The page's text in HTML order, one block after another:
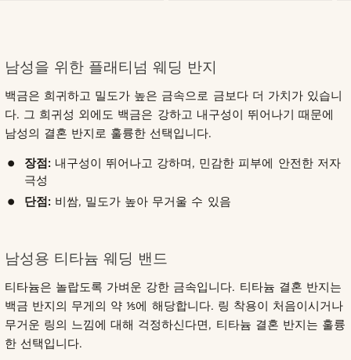
남성을 위한 플래티넘 웨딩 반지
백금은 희귀하고 밀도가 높은 금속으로 금보다 더 가치가 있습니
다. 그 희귀성 외에도 백금은 강하고 내구성이 뛰어나기 때문에
남성의 결혼 반지로 훌륭한 선택입니다.
장점: 내구성이 뛰어나고 강하며, 민감한 피부에 안전한 저자
극성
단점: 비쌈, 밀도가 높아 무거울 수 있음
남성용 티타늄 웨딩 밴드
티타늄은 놀랍도록 가벼운 강한 금속입니다. 티타늄 결혼 반지는
백금 반지의 무게의 약 ⅕에 해당합니다. 링 착용이 처음이시거나
무거운 링의 느낌에 대해 걱정하신다면, 티타늄 결혼 반지는 훌륭
한 선택입니다.